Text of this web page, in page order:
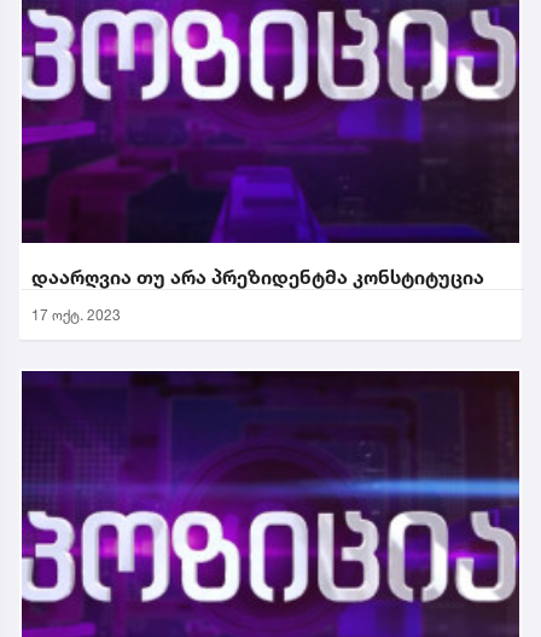
დაარღვია თუ არა პრეზიდენტმა კონსტიტუცია
17 ოქტ. 2023